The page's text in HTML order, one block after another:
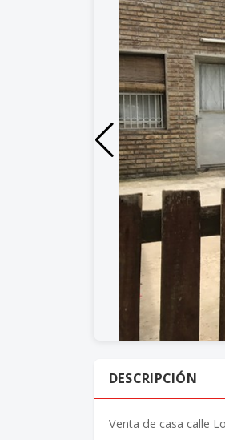
DESCRIPCIÓN
Venta de casa calle